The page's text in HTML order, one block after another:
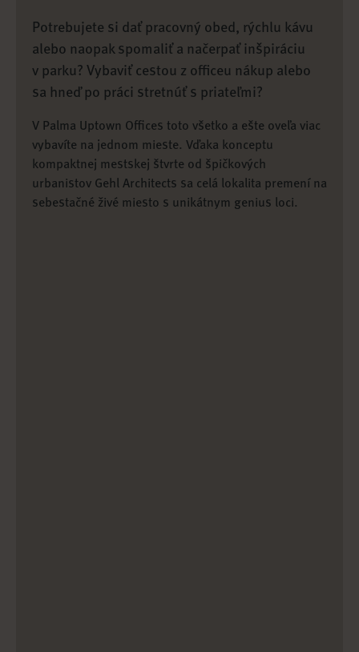
Potrebujete si dať pracovný obed, rýchlu kávu
alebo naopak spomaliť a načerpať inšpiráciu
v parku? Vybaviť cestou z officeu nákup alebo
sa hneď po práci stretnúť s priateľmi?
V Palma Uptown Offices toto všetko a ešte oveľa viac
vybavíte na jednom mieste. Vďaka konceptu
kompaktnej mestskej štvrte od špičkových
urbanistov Gehl Architects sa celá lokalita premení na
sebestačné živé miesto s unikátnym genius loci.